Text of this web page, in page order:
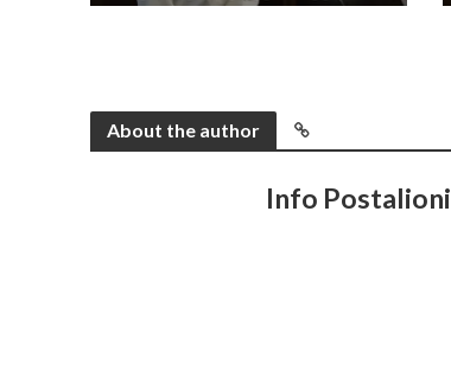
About the author
Info Postalioni